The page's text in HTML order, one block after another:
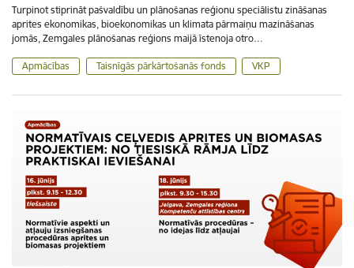
Turpinot stiprināt pašvaldību un plānošanas reģionu speciālistu zināšanas
aprites ekonomikas, bioekonomikas un klimata pārmaiņu mazināšanas
jomās, Zemgales plānošanas reģions maijā īstenoja otro…
Apmācības Taisnīgās pārkārtošanās fonds VKP